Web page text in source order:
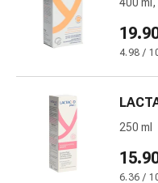
Haut
Nase
Durchfall
Übelkeit
4.98 /
250 ml
6.36 /